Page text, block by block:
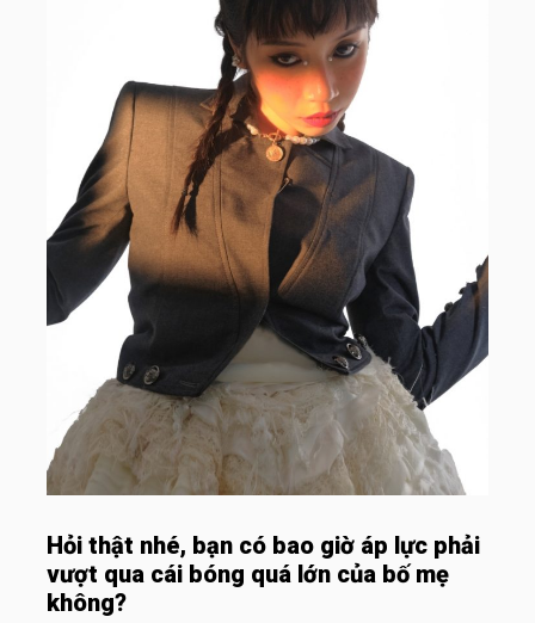
Hỏi thật nhé, bạn có bao giờ áp lực phải
vượt qua cái bóng quá lớn của bố mẹ
không?